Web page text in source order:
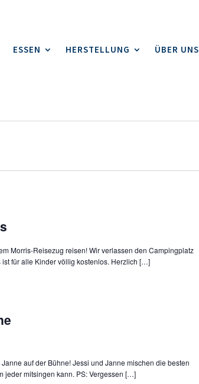
ESSEN HERSTELLUNG ÜBER UNS
Morris-Reisezug reisen! Wir verlassen den Campingplatz
für alle Kinder völlig kostenlos. Herzlich […]
auf der Bühne! Jessi und Janne mischen die besten
jeder mitsingen kann. PS: Vergessen […]